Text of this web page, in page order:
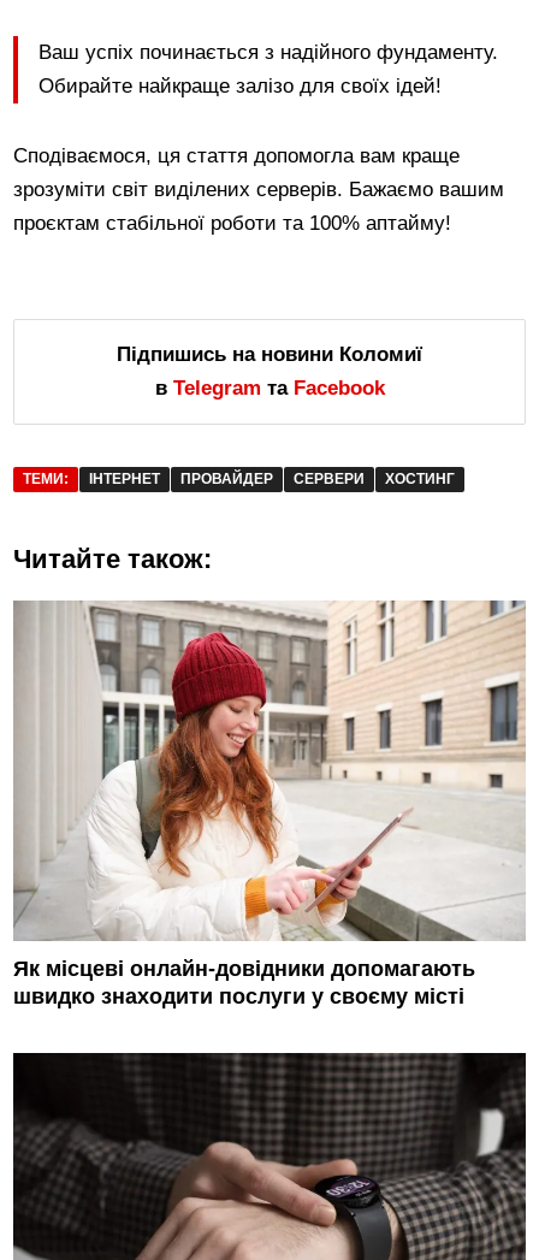
Ваш успіх починається з надійного фундаменту.
Обирайте найкраще залізо для своїх ідей!
Сподіваємося, ця стаття допомогла вам краще
зрозуміти світ виділених серверів. Бажаємо вашим
проєктам стабільної роботи та 100% аптайму!
Підпишись на новини Коломиї
в Telegram та Facebook
ТЕМИ: ІНТЕРНЕТ ПРОВАЙДЕР СЕРВЕРИ ХОСТИНГ
Читайте також:
Як місцеві онлайн-довідники допомагають
швидко знаходити послуги у своєму місті